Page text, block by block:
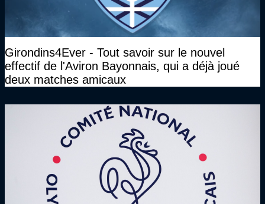
Girondins4Ever - Tout savoir sur le nouvel
effectif de l'Aviron Bayonnais, qui a déjà joué
deux matches amicaux